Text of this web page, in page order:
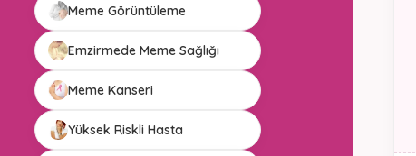
Meme Görüntüleme
Emzirmede Meme Sağlığı
Meme Kanseri
Yüksek Riskli Hasta